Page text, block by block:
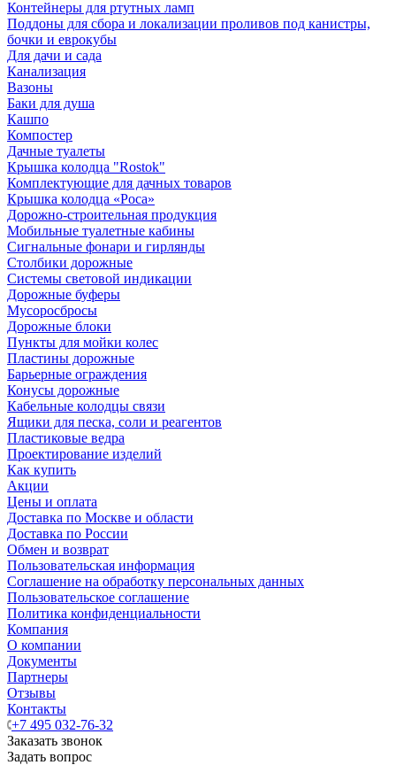
Контейнеры для ртутных ламп
Поддоны для сбора и локализации проливов под канистры,
бочки и еврокубы
Для дачи и сада
Канализация
Вазоны
Баки для душа
Кашпо
Компостер
Дачные туалеты
Крышка колодца "Rostok"
Комплектующие для дачных товаров
Крышка колодца «Роса»
Дорожно-строительная продукция
Мобильные туалетные кабины
Сигнальные фонари и гирлянды
Столбики дорожные
Системы световой индикации
Дорожные буферы
Мусоросбросы
Дорожные блоки
Пункты для мойки колес
Пластины дорожные
Барьерные ограждения
Конусы дорожные
Кабельные колодцы связи
Ящики для песка, соли и реагентов
Пластиковые ведра
Проектирование изделий
Как купить
Акции
Цены и оплата
Доставка по Москве и области
Доставка по России
Обмен и возврат
Пользовательская информация
Соглашение на обработку персональных данных
Пользовательское соглашение
Политика конфиденциальности
Компания
О компании
Документы
Партнеры
Отзывы
Контакты
+7 495 032-76-32
Заказать звонок
Задать вопрос